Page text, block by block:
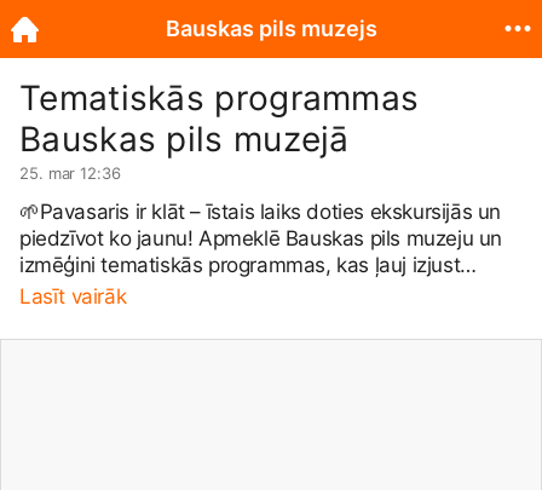
Tematiskās programmas
Bauskas pils muzejā
25. mar 12:36
🌱Pavasaris ir klāt – īstais laiks doties ekskursijās un
piedzīvot ko jaunu! Apmeklē Bauskas pils muzeju un
izmēģini tematiskās programmas, kas ļauj izjust
Kurzemes–Zemgales hercogistes dzīvi caur praktisku
uzzini, zvanot uz 📞 20 011 880. Vai kāda no
Lasīt vairāk
Bauskas pils muzejs